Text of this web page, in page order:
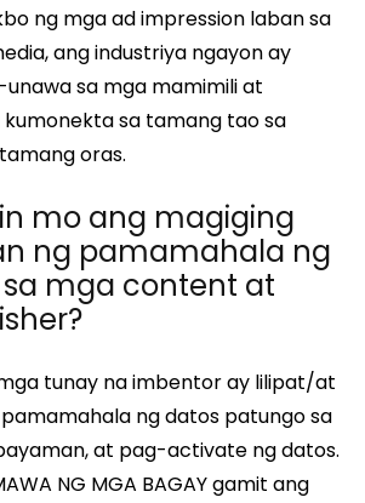
ng mga ad impression laban sa
ang industriya ngayon ay
sa mga mamimili at
sa tamang tao sa
oras.
mo ang magiging
ng pamamahala ng
mga content at
tunay na imbentor ay lilipat/at
ng datos patungo sa
at pag-activate ng datos.
NG MGA BAGAY gamit ang